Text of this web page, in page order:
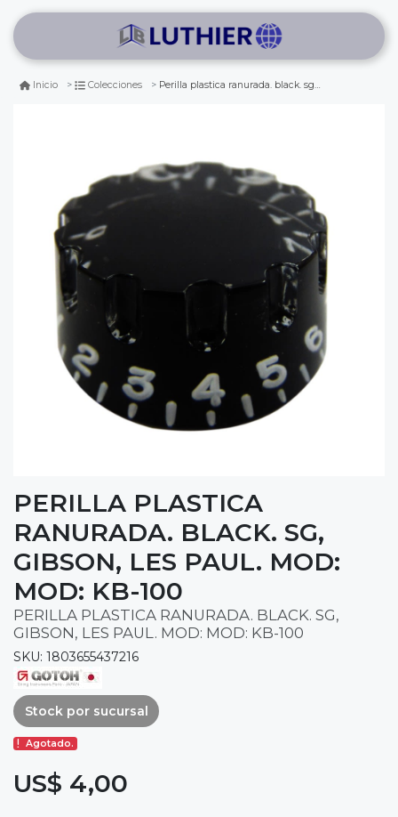
Inicio Colecciones Perilla plastica ranurada. black. sg, gibson, les paul. mod: mod: kb-100
PERILLA PLASTICA
RANURADA. BLACK. SG,
GIBSON, LES PAUL. MOD:
MOD: KB-100
PERILLA PLASTICA RANURADA. BLACK. SG,
GIBSON, LES PAUL. MOD: MOD: KB-100
SKU: 1803655437216
Stock por sucursal
Agotado.
US$ 4,00